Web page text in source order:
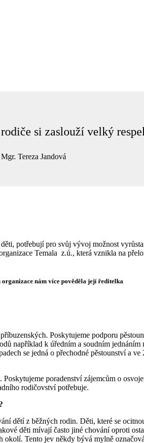
si zaslouží velký
Mgr. Tereza Jandová
potřebují pro svůj vývoj možnost
Temala z.ú., která vznikla na
nám více pověděla její ředitelka
Poskytujeme podporu
například k úředním a soudním
se jedná o přechodné pěstounství a
poradenství zájemcům o
rodičovství potřebuje.
dětí z běžných rodin. Děti, které se
děti mívají často jiné chování oproti
Tento jev někdy bývá mylně